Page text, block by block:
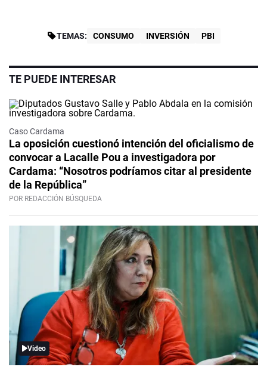
TEMAS: CONSUMO INVERSIÓN PBI
TE PUEDE INTERESAR
Caso Cardama
La oposición cuestionó intención del oficialismo de
convocar a Lacalle Pou a investigadora por
Cardama: “Nosotros podríamos citar al presidente
de la República”
POR REDACCIÓN BÚSQUEDA
Video